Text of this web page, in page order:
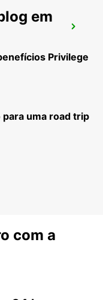
em
Privilege
uma road trip
com a